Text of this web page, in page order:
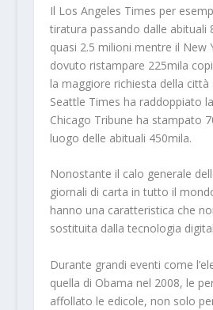
Il Los Angeles Times per
tiratura passando dalle abituali
quasi 2.5 milioni mentre il New
dovuto ristampare 225mila
la maggiore richiesta della città
Seattle Times ha raddoppiato
Chicago Tribune ha stampato
luogo delle abituali 450mila.
Nonostante il calo generale
giornali di carta in tutto il
hanno una caratteristica che
sostituita dalla tecnologia
Durante grandi eventi come
quella di Obama nel 2008, le
affollato le edicole, non solo